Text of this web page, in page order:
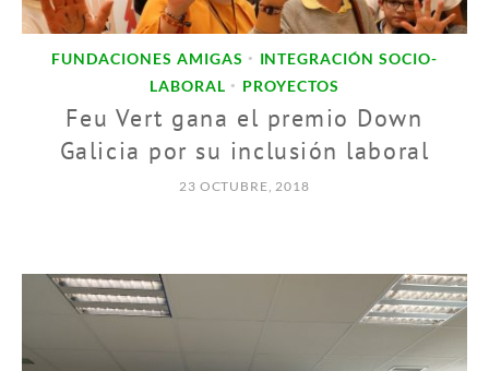
FUNDACIONES AMIGAS •
INTEGRACIÓN SOCIO-
LABORAL • PROYECTOS
Feu Vert gana el premio Down
Galicia por su inclusión laboral
23 OCTUBRE, 2018